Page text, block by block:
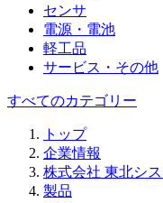
センサ
電源・電池
軽工品
サービス・その他
すべてのカテゴリー
トップ
企業情報
株式会社 東北シ
製品